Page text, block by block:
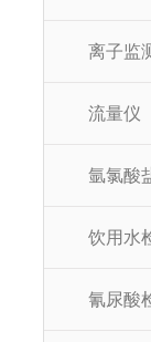
离子监
流量仪
氩氯酸
饮用水
氰尿酸